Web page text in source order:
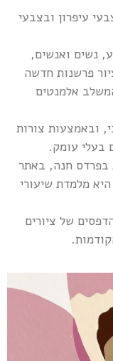
עיפרון ובצבעי
נשים ואנשים,
פרשנות חדשה
אלמנטים
ובאמצעות צורות
בעלי עומק.
בפרדס חנה, באתר
מלמדת שיעורי
של ציורים